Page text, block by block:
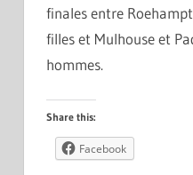
finales entre
filles et Mulhouse et
hommes.
Share this:
Facebook